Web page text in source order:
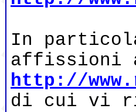
In
affissioni
http://
di cui vi